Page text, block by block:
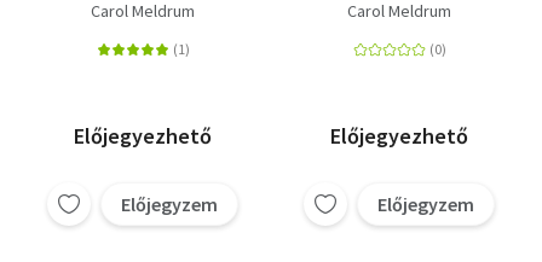
horgolt apróságok
Carol Meldrum
Előjegyezhető
Előjegyzem
apróságok gyorsan,
Carol Meldrum
Előjegyezhető
Előjegyzem